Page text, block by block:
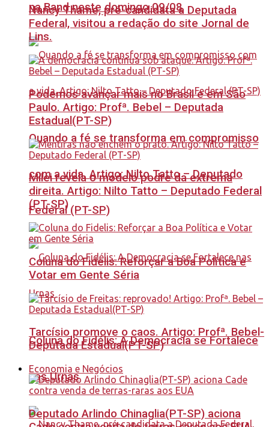
na Band neste domingo 09/08
Quando a fé se transforma em compromisso
com a vida. Artigo: Nilto Tatto – Deputado
Federal (PT-SP)
Coluna do Fidélis: A Democracia se Fortalece
nas Urnas
Nancy Thame, pré-candidata a Deputada
Federal, visitou a redação do site Jornal de
Lins.
Podemos avançar mais no Brasil e em São
Paulo. Artigo: Profª. Bebel – Deputada
Estadual(PT-SP)
Milei revela o modelo podre da extrema
direita. Artigo: Nilto Tatto – Deputado Federal
(PT-SP)
Coluna do Fidelis: Reforçar a Boa Política e
Votar em Gente Séria
Tarcísio promove o caos. Artigo: Profª. Bebel-
Deputada Estadual(PT-SP)
Economia e Negócios
Deputado Arlindo Chinaglia(PT-SP) aciona